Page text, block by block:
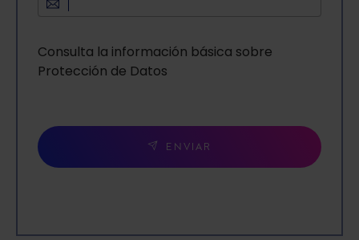
Consulta la información básica sobre
Protección de Datos
ENVIAR